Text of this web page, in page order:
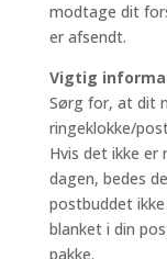
modtage dit
er afsendt.
Vigtig
Sørg for, at dit
ringeklokke/
Hvis det ikke
dagen, bedes
postbuddet
blanket i din
pakke.